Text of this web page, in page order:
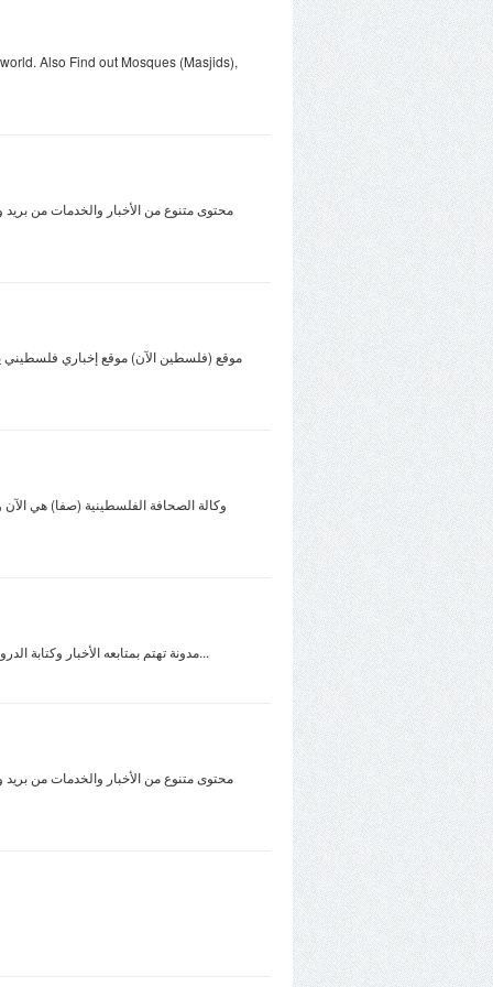
Also Find out Mosques (Masjids),
محتوى متنوع من الأخبار والخدمات من بريد
موقع (فلسطين الآن) موقع إخباري فلسطيني
وكالة الصحافة الفلسطينية (صفا) هي
مدونة تهتم بمتابعه الأخبار وكتابة الدروس والمقالات التقنية المتخصصة في مجال الويب 2.0 وتطبيقات الويب والتقنيات الحديثة والجوالات بجميع أنواعها ودروس تعليمية وبرامج أيفون...
محتوى متنوع من الأخبار والخدمات من بريد